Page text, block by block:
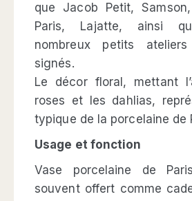
que Jacob Petit,
Paris, Lajatte, ainsi
nombreux petits
signés.
Le décor floral, mettant
roses et les dahlias,
typique de la porcelaine de
Usage et fonction
Vase porcelaine de
souvent offert comme